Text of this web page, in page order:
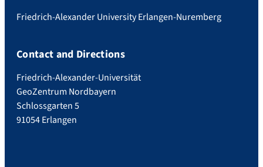
Friedrich-Alexander University Erlangen-Nuremberg
Contact and Directions
Friedrich-Alexander-Universität
GeoZentrum Nordbayern
Schlossgarten 5
91054 Erlangen